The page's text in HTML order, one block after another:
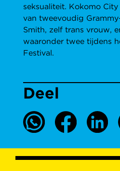
seksualiteit. Kokomo
van tweevoudig
Smith, zelf trans vrouw,
waaronder twee tijdens
Festival.
Deel